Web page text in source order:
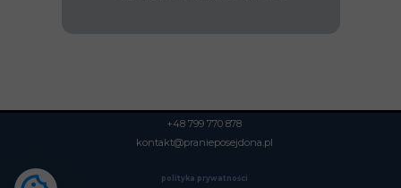
polityka prywatności
+48 799 770 878
kontakt@pranieposejdona.pl